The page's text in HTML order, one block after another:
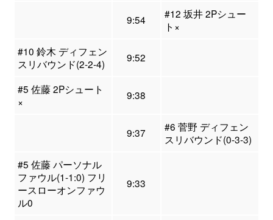
9:54
#12 坂井 2Pシュー
ト×
#10 鈴木 ディフェン
スリバウンド(2-2-4)
9:52
#5 佐藤 2Pシュート
×
9:38
9:37
#6 菅野 ディフェン
スリバウンド(0-3-3)
#5 佐藤 パーソナル
ファウル(1-1:0) フリ
ースローオンファウ
ル0
9:33